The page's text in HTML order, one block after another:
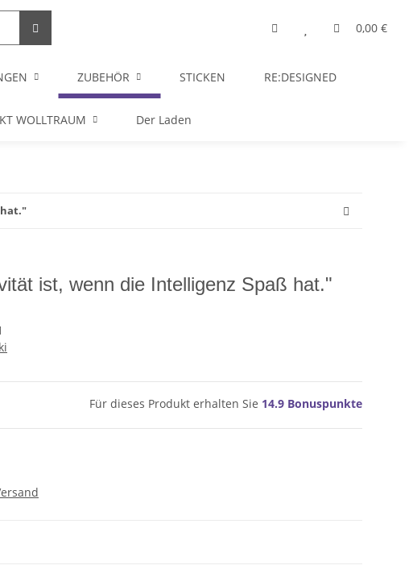
0,00 €
ZUBEHÖR STICKEN RE:DESIGNED
WOLLTRAUM Der Laden
ist, wenn die Intelligenz Spaß hat."
Für dieses Produkt erhalten Sie 14.9 Bonuspunkte